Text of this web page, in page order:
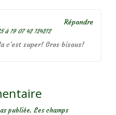
à 19 07 42 124212
c’est super! Gros bisous!
Répondre
publiée. Les champs